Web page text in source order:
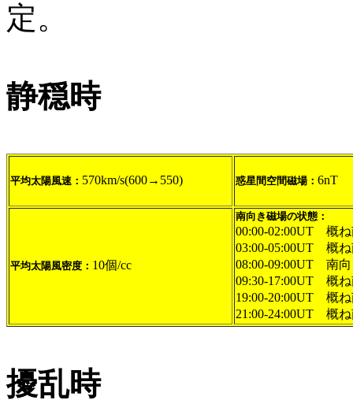
定。
静穏時
平均太陽風速： 570km/s(600→550) 惑星間空間磁場： 6nT
平均太陽風密度： 10個/cc
南向き磁場の状態：
00:00-02:00UT 概ね
03:00-05:00UT 概ね
08:00-09:00UT 南向
09:30-17:00UT 概ね
19:00-20:00UT 概
21:00-24:00UT 概
擾乱時